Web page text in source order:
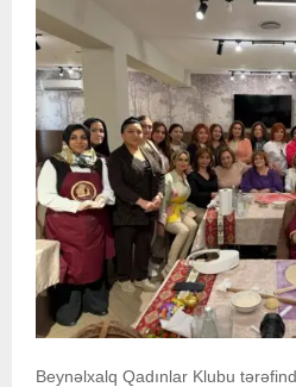
Beynəlxalq Qadınlar Klubu